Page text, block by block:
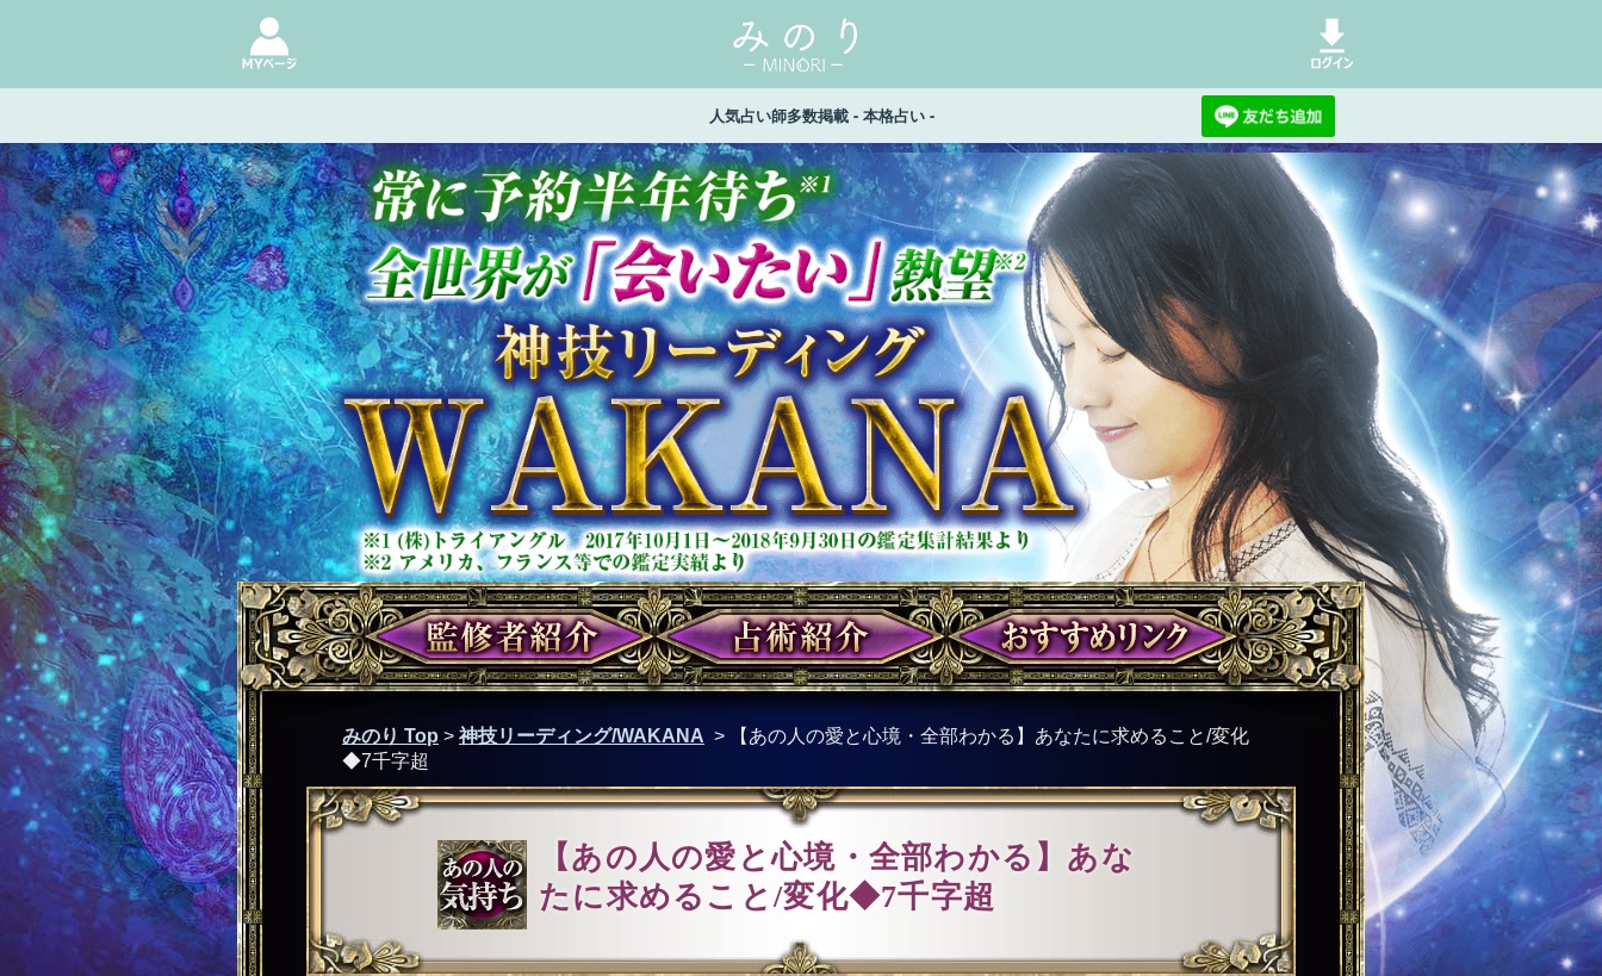
人気占い師多数掲載 - 本格占い -
みのり Top > 神技リーディング/WAKANA >
【あの人の愛と心境・全部わかる】あなたに求めること/変化
◆7千字超
【あの人の愛と心境・全部わかる】あな
たに求めること/変化◆7千字超